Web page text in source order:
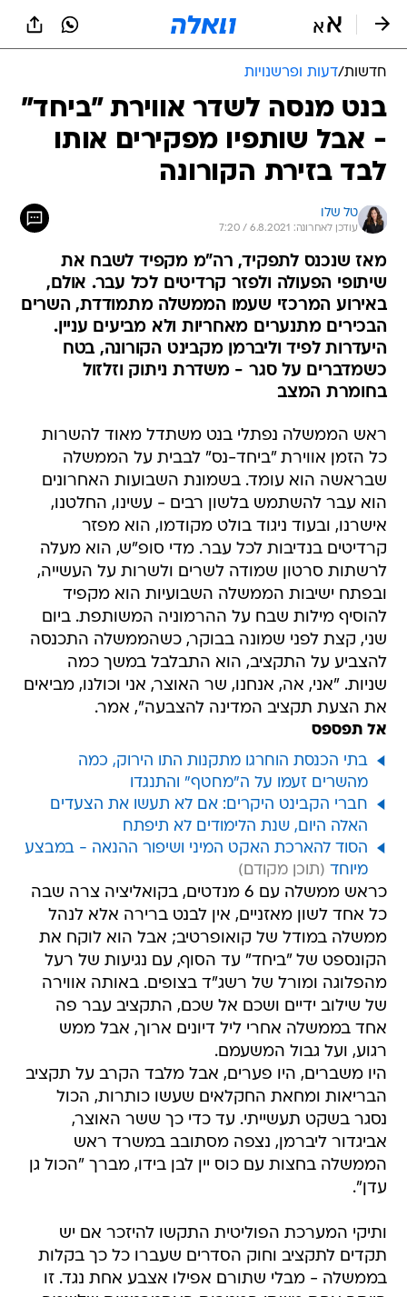
חדשות/דעות ופרשנויות
בנט מנסה לשדר אווירת "ביחד"
- אבל שותפיו מפקירים אותו
לבד בזירת הקורונה
טל שלו
עודכן לאחרונה: 6.8.2021 / 7:20
מאז שנכנס לתפקיד, רה"מ מקפיד לשבח את
שיתופי הפעולה ולפזר קרדיטים לכל עבר. אולם,
באירוע המרכזי שעמו הממשלה מתמודדת, השרים
הבכירים מתנערים מאחריות ולא מביעים עניין.
היעדרות לפיד וליברמן מקבינט הקורונה, בטח
כשמדברים על סגר - משדרת ניתוק וזלזול
בחומרת המצב
ראש הממשלה נפתלי בנט משתדל מאוד להשרות
כל הזמן אווירת "ביחד-נס" לבבית על הממשלה
שבראשה הוא עומד. בשמונת השבועות האחרונים
הוא עבר להשתמש בלשון רבים - עשינו, החלטנו,
אישרנו, ובעוד ניגוד בולט מקודמו, הוא מפזר
קרדיטים בנדיבות לכל עבר. מדי סופ"ש, הוא מעלה
לרשתות סרטון שמודה לשרים ולשרות על העשייה,
ובפתח ישיבות הממשלה השבועיות הוא מקפיד
להוסיף מילות שבח על ההרמוניה המשותפת. ביום
שני, קצת לפני שמונה בבוקר, כשהממשלה התכנסה
להצביע על התקציב, הוא התבלבל במשך כמה
שניות. "אני, אה, אנחנו, שר האוצר, אני וכולנו, מביאים
את הצעת תקציב המדינה להצבעה", אמר.
אל תפספס
בתי הכנסת הוחרגו מתקנות התו הירוק, כמה
מהשרים זעמו על ה"מחטף" והתנגדו
חברי הקבינט היקרים: אם לא תעשו את הצעדים
האלה היום, שנת הלימודים לא תיפתח
הסוד להארכת האקט המיני ושיפור ההנאה - במבצע
מיוחד
כראש ממשלה עם 6 מנדטים, בקואליציה צרה שבה
כל אחד לשון מאזניים, אין לבנט ברירה אלא לנהל
ממשלה במודל של קואופרטיב; אבל הוא לוקח את
הקונספט של "ביחד" עד הסוף, עם נגיעות של רעל
מהפלוגה ומורל של רשג"ד בצופים. באותה אווירה
של שילוב ידיים ושכם אל שכם, התקציב עבר פה
אחד בממשלה אחרי ליל דיונים ארוך, אבל ממש
רגוע, ועל גבול המשעמם.
היו משברים, היו פערים, אבל מלבד הקרב על תקציב
הבריאות ומחאת החקלאים שעשו כותרות, הכול
נסגר בשקט תעשייתי. עד כדי כך ששר האוצר,
אביגדור ליברמן, נצפה מסתובב במשרד ראש
הממשלה בחצות עם כוס יין לבן בידו, מברך "הכול גן
עדן".
ותיקי המערכת הפוליטית התקשו להיזכר אם יש
תקדים לתקציב וחוק הסדרים שעברו כל כך בקלות
בממשלה - מבלי שתורם אפילו אצבע אחת נגד. זו